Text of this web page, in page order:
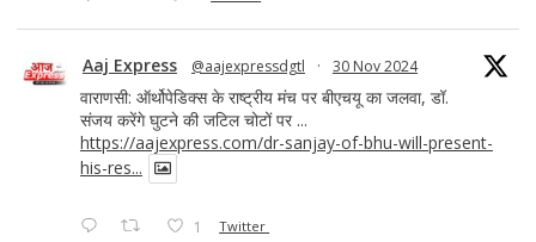
Aaj Express @aajexpressdgtl · 30 Nov 2024
वाराणसी: ऑर्थोपेडिक्स के राष्ट्रीय मंच पर बीएचयू का जलवा, डॉ.
संजय करेंगे घुटने की जटिल चोटों पर ...
https://aajexpress.com/dr-sanjay-of-bhu-will-present-
his-res...
1 Twitter